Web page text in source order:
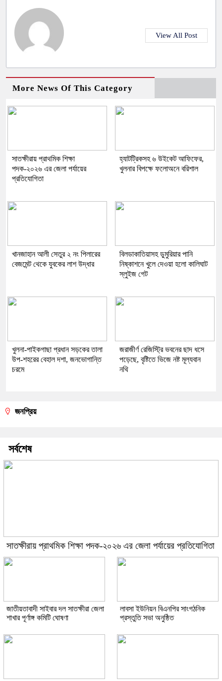
View All Post
More News Of This Category
সাতক্ষীরায় প্রাথমিক শিক্ষা
পদক-২০২৬ এর জেলা পর্যায়ের
প্রতিযোগিতা
হ্যাটট্রিকসহ ৬ উইকেট আফিফের,
খুলনার বিপক্ষে ফলোঅনে বরিশাল
খানজাহান আলী সেতুর ২ নং পিলারের
বেজমেন্ট থেকে যুবকের লাশ উদ্ধার
বিলডাকাতিয়াসহ ডুমুরিয়ার পানি
নিষ্কাশনে খুলে দেওয়া হলো কালিঘাট
স্লুইজ গেট
খুলনা-পাইকগাছা প্রধান সড়কের তালা
উপ-শহরের বেহাল দশা, জনভোগান্তি
চরমে
জরাজীর্ণ রেজিস্ট্রি ভবনের ছাদ ধসে
পড়েছে, বৃষ্টিতে ভিজে নষ্ট মূল্যবান
নথি
জনপ্রিয়
সর্বশেষ
সাতক্ষীরায় প্রাথমিক শিক্ষা পদক-২০২৬ এর জেলা পর্যায়ের প্রতিযোগিতা
জাতীয়তাবাদী সাইবার দল সাতক্ষীরা জেলা
শাখার পূর্ণাঙ্গ কমিটি ঘোষণা
লাবসা ইউনিয়ন বিএনপির সাংগঠনিক
প্রস্তুতি সভা অনুষ্ঠিত